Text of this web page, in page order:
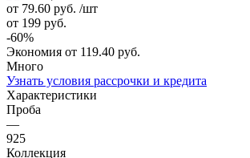
от 79.60 руб. /шт
от 199 руб.
-60%
Экономия от 119.40 руб.
Много
Узнать условия рассрочки и кредита
Характеристики
Проба
—
925
Коллекция